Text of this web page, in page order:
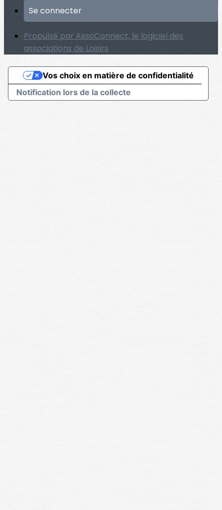
Se connecter
Propulsé par AssoConnect, le logiciel des
associations de Loisirs
Notification lors de la collecte
Vos choix en matière de confidentialité